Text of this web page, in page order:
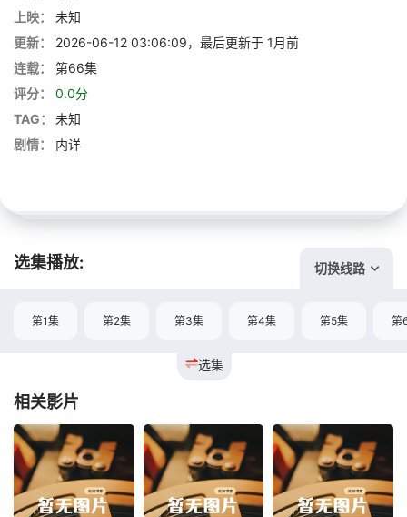
上映：
未知
更新：
2026-06-12 03:06:09，最后更新于 1月前
连载：
第66集
评分：
0.0分
TAG：
未知
剧情：
内详
选集播放: 切换线路
选集
第1集 第2集 第3集 第4集 第5集 第
相关影片